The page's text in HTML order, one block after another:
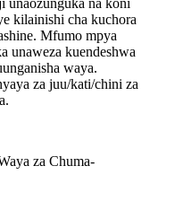
kilainishi cha kuchora
Mfumo mpya
unaweza kuendeshwa
waya.
za juu/kati/chini za